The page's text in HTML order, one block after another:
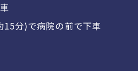
15分)で病院の前で下車